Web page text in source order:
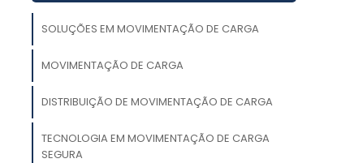
SOLUÇÕES EM MOVIMENTAÇÃO DE CARGA
MOVIMENTAÇÃO DE CARGA
DISTRIBUIÇÃO DE MOVIMENTAÇÃO DE CARGA
TECNOLOGIA EM MOVIMENTAÇÃO DE CARGA
SEGURA